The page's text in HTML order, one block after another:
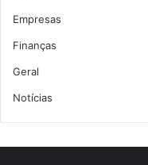
Empresas
Finanças
Geral
Notícias